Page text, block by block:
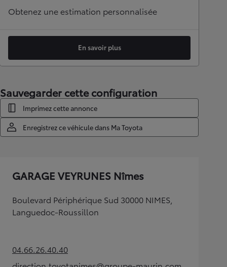
Obtenez une estimation personnalisée
En savoir plus
Sauvegarder cette configuration
Imprimez cette annonce
Enregistrez ce véhicule dans Ma Toyota
GARAGE VEYRUNES Nîmes
Boulevard Périphérique Sud 30000 NIMES,
Languedoc-Roussillon
04.66.26.40.40(Opens in new tab)